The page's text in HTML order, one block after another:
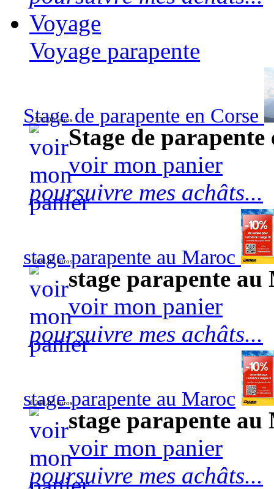
Voyage
Voyage parapente
Stage de parapente en Corse
570,00 euros
Stage de
voir mon panier
poursuivre mes achâts...
stage parapente au Maroc
690,00 euros
stage parapente
voir mon panier
poursuivre mes achâts...
stage parapente au Maroc
1 240,00 euros
stage parapente au
voir mon panier
poursuivre mes achâts...